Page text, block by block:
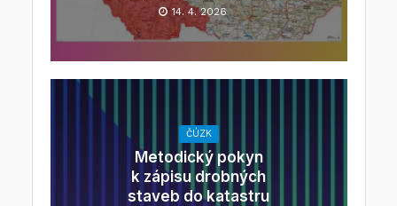
14. 4. 2026
ČÚZK
Metodický pokyn
k zápisu drobných
staveb do katastru